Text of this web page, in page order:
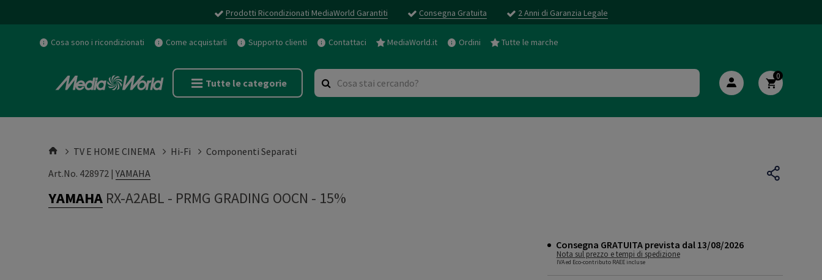
Prodotti Ricondizionati MediaWorld Garantiti Consegna Gratuita 2 Anni di Garanzia Legale
Cosa sono i ricondizionati Come acquistarli Supporto clienti Contattaci MediaWorld.it Ordini Tutte le marche
Tutte le categorie
0
TV E HOME CINEMA Hi-Fi
Componenti Separati
Art.No. 428972 | YAMAHA
YAMAHA RX-A2ABL - PRMG GRADING OOCN - 15%
Consegna GRATUITA prevista dal 13/08/2026
Nota sul prezzo e tempi di spedizione
IVA ed Eco-contributo RAEE incluse